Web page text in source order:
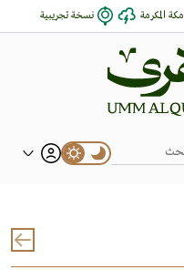
مكة المكرمة نسخة تجريبية